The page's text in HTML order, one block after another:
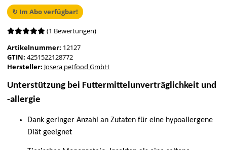
↻ Im Abo verfügbar!
(1 Bewertungen)
Artikelnummer: 12127
GTIN: 4251522128772
Hersteller: Josera petfood GmbH
Unterstützung bei Futtermittelunverträglichkeit und
-allergie
Dank geringer Anzahl an Zutaten für eine hypoallergene
Diät geeignet